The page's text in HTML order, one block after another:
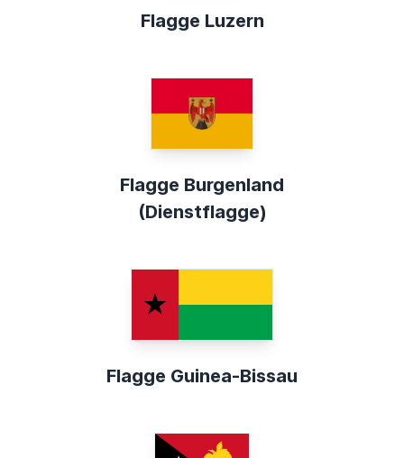
Flagge Luzern
Flagge Burgenland
(Dienstflagge)
Flagge Guinea-Bissau